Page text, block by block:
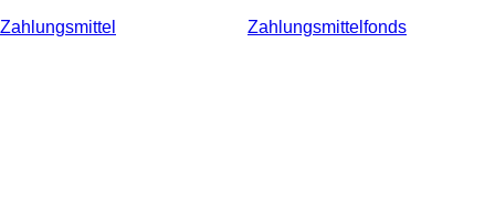
Zahlungsmittel
Zahlungsmittelfonds